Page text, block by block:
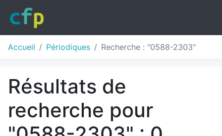
Accueil Périodiques Recherche : "0588-2303"
Résultats de
recherche pour